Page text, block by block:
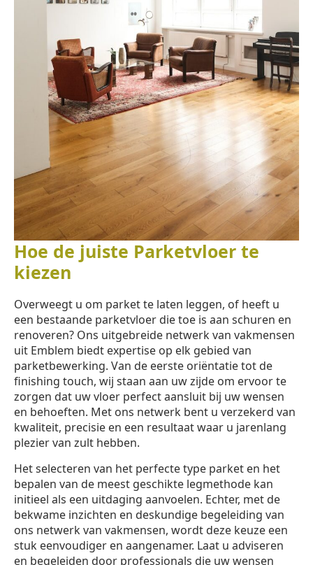
Hoe de juiste Parketvloer te
kiezen
Overweegt u om parket te laten leggen, of heeft u
een bestaande parketvloer die toe is aan schuren en
renoveren? Ons uitgebreide netwerk van vakmensen
uit Emblem biedt expertise op elk gebied van
parketbewerking. Van de eerste oriëntatie tot de
finishing touch, wij staan aan uw zijde om ervoor te
zorgen dat uw vloer perfect aansluit bij uw wensen
en behoeften. Met ons netwerk bent u verzekerd van
kwaliteit, precisie en een resultaat waar u jarenlang
plezier van zult hebben.
Het selecteren van het perfecte type parket en het
bepalen van de meest geschikte legmethode kan
initieel als een uitdaging aanvoelen. Echter, met de
bekwame inzichten en deskundige begeleiding van
ons netwerk van vakmensen, wordt deze keuze een
stuk eenvoudiger en aangenamer. Laat u adviseren
en begeleiden door professionals die uw wensen